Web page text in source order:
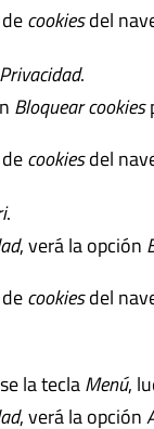
cookiesdel
Privacidad.
Bloquear cookies
cookiesdel
.
, verá la opción
cookiesdel
la teclaMenú,
, verá la opción